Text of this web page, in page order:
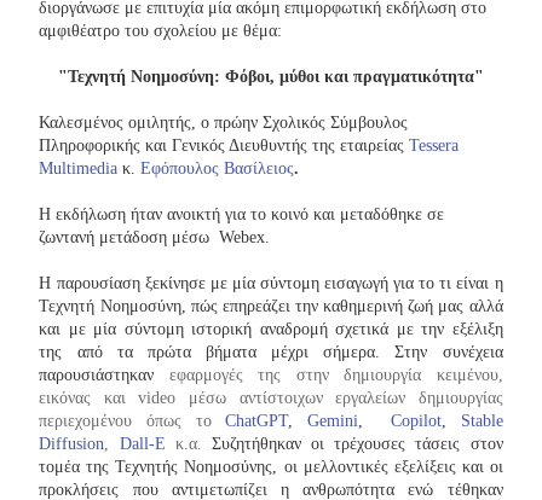
διοργάνωσε με επιτυχία μία ακόμη επιμορφωτική εκδήλωση στο
αμφιθέατρο του σχολείου με θέμα:
"Τεχνητή Νοημοσύνη: Φόβοι, μύθοι και πραγματικότητα"
Καλεσμένος ομιλητής, ο πρώην Σχολικός Σύμβουλος
Πληροφορικής και Γενικός Διευθυντής της εταιρείαςTessera
Multimedia κ. Εφόπουλος Βασίλειος.
Η εκδήλωση ήταν ανοικτή για το κοινό και μεταδόθηκε σε
ζωντανή μετάδοση μέσω Webex.
Η παρουσίαση ξεκίνησε με μία σύντομη εισαγωγή για το τι είναι η
Τεχνητή Νοημοσύνη, πώς επηρεάζει την καθημερινή ζωή μας αλλά
και με μία σύντομη ιστορική αναδρομή σχετικά με την εξέλιξη
της από τα πρώτα βήματα μέχρι σήμερα.Στην συνέχεια
παρουσιάστηκαν εφαρμογές της στην δημιουργία κειμένου,
εικόνας και video μέσω αντίστοιχων εργαλείων δημιουργίας
περιεχομένου όπως τοChatGPT, Gemini,Copilot, Stable
Diffusion, Dall-E κ.α. Συζητήθηκαν οι τρέχουσες τάσεις στον
τομέα της Τεχνητής Νοημοσύνης, οι μελλοντικές εξελίξεις και οι
προκλήσεις που αντιμετωπίζει η ανθρωπότητα ενώ τέθηκαν